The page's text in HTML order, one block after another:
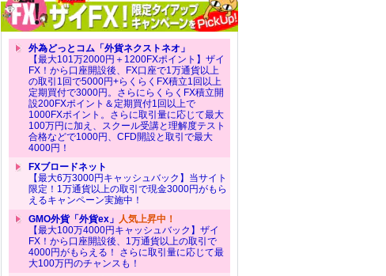
外為どっとコム「外貨ネクストネオ」
【最大101万2000円＋1200FXポイント】ザイ
FX！から口座開設後、FX口座で1万通貨以上
の取引1回で5000円+らくらくFX積立1回以上
定期買付で3000円。さらにらくらくFX積立開
設200FXポイント＆定期買付1回以上で
1000FXポイント。さらに取引量に応じて最大
100万円に加え、スクール受講と理解度テスト
合格などで1000円、CFD開設と取引で最大
4000円！
FXブロードネット
【最大6万3000円キャッシュバック】当サイト
限定！1万通貨以上の取引で現金3000円がもら
えるキャンペーン実施中！
GMO外貨「外貨ex」 人気上昇中！
【最大100万4000円キャッシュバック】ザイ
FX！から口座開設後、1万通貨以上の取引で
4000円がもらえる！ さらに取引量に応じて最
大100万円のチャンスも！